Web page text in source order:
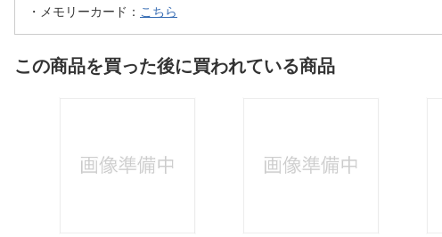
・メモリーカード： こちら
この商品を買った後に買われている商品